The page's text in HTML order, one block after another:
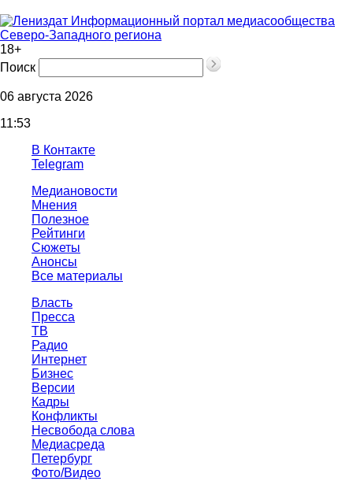
Информационный портал медиасообщества
Северо-Западного региона
18+
Поиск
06 августа 2026
11:53
В Контакте
Telegram
Медиановости
Мнения
Полезное
Рейтинги
Сюжеты
Анонсы
Все материалы
Власть
Пресса
ТВ
Радио
Интернет
Бизнес
Версии
Кадры
Конфликты
Несвобода слова
Медиасреда
Петербург
Фото/Видео